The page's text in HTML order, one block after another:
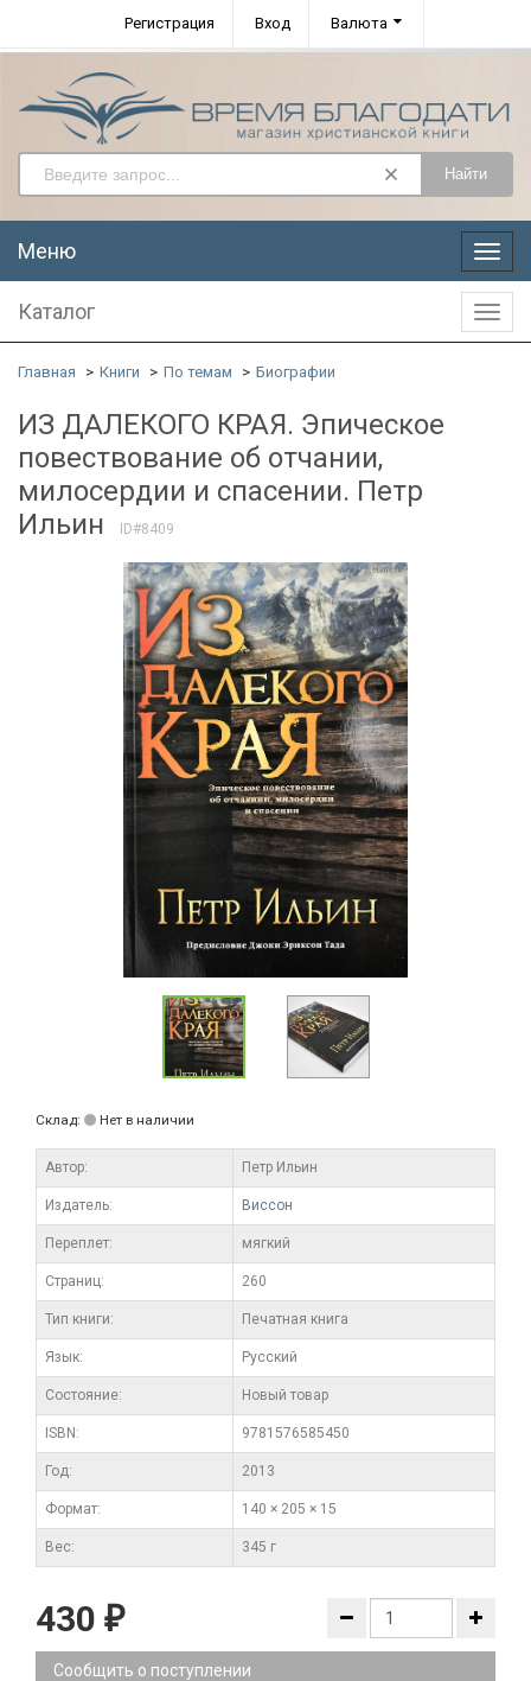
Регистрация Вход Валюта
Найти
Меню
Меню
Каталог
Главная Книги По темам Биографии
ИЗ ДАЛЕКОГО КРАЯ. Эпическое
повествование об отчании,
милосердии и спасении. Петр
Ильин
ID#8409
Склад: Нет в наличии
Автор: Петр Ильин
Издатель: Виссон
Переплет: мягкий
Cтраниц: 260
Тип книги: Печатная книга
Язык: Русский
Состояние: Новый товар
ISBN: 9781576585450
Год: 2013
Формат: 140 × 205 × 15
Вес: 345 г
430 ₽
Сообщить о поступлении